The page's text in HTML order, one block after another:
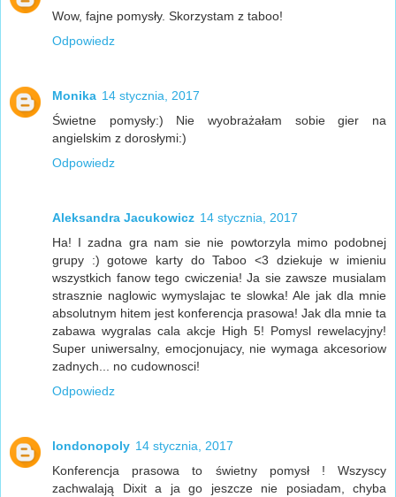
Wow, fajne pomysły. Skorzystam z taboo!
Odpowiedz
Monika 14 stycznia, 2017
Świetne pomysły:) Nie wyobrażałam sobie gier na
angielskim z dorosłymi:)
Odpowiedz
Aleksandra Jacukowicz 14 stycznia, 2017
Ha! I zadna gra nam sie nie powtorzyla mimo podobnej
grupy :) gotowe karty do Taboo <3 dziekuje w imieniu
wszystkich fanow tego cwiczenia! Ja sie zawsze musialam
strasznie naglowic wymyslajac te slowka! Ale jak dla mnie
absolutnym hitem jest konferencja prasowa! Jak dla mnie ta
zabawa wygralas cala akcje High 5! Pomysl rewelacyjny!
Super uniwersalny, emocjonujacy, nie wymaga akcesoriow
zadnych... no cudownosci!
Odpowiedz
londonopoly 14 stycznia, 2017
Konferencja prasowa to świetny pomysł ! Wszyscy
zachwalają Dixit a ja go jeszcze nie posiadam, chyba